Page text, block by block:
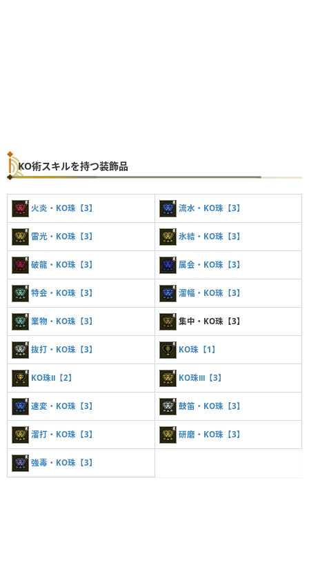
KO術スキルを持つ装飾品
火炎・KO珠【3】 流水・KO珠【3】
雷光・KO珠【3】 氷結・KO珠【3】
破龍・KO珠【3】 属会・KO珠【3】
特会・KO珠【3】 溜幅・KO珠【3】
業物・KO珠【3】 集中・KO珠【3】
抜打・KO珠【3】 KO珠【1】
KO珠Ⅱ【2】 KO珠Ⅲ【3】
速変・KO珠【3】 鼓笛・KO珠【3】
溜打・KO珠【3】 研磨・KO珠【3】
強毒・KO珠【3】